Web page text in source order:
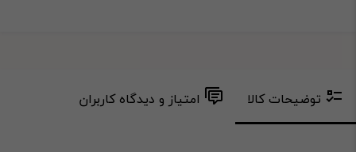
توضیحات کالا امتیاز و دیدگاه کاربران